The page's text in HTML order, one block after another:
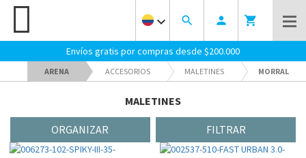
keyboard_arrow_down search person shopping_cart
Envíos gratis por compras desde $200.000
ARENA ACCESORIOS MALETINES MORRAL
MALETINES
FILTRAR
ORGANIZAR